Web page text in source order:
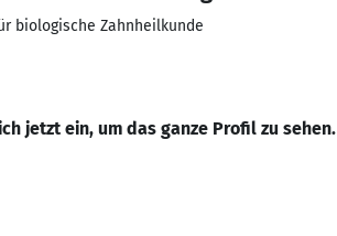
biologische Zahnheilkunde
jetzt ein, um das ganze Profil zu sehen.